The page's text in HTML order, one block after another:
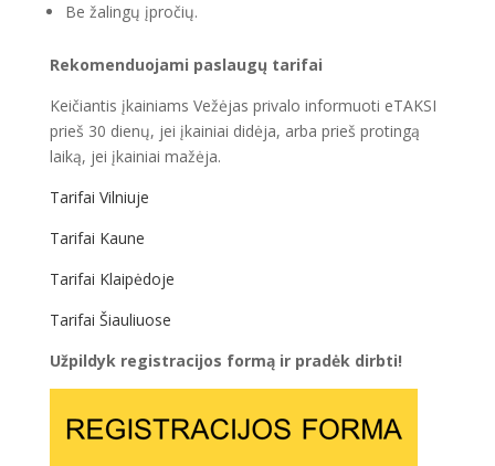
Be žalingų įpročių.
Rekomenduojami paslaugų tarifai
Keičiantis įkainiams Vežėjas privalo informuoti eTAKSI
prieš 30 dienų, jei įkainiai didėja, arba prieš protingą
laiką, jei įkainiai mažėja.
Tarifai Vilniuje
Tarifai Kaune
Tarifai Klaipėdoje
Tarifai Šiauliuose
Užpildyk registracijos formą ir pradėk dirbti!